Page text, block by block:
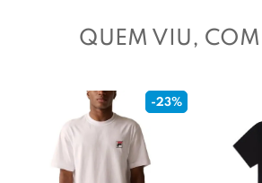
QUEM VIU,
-23%